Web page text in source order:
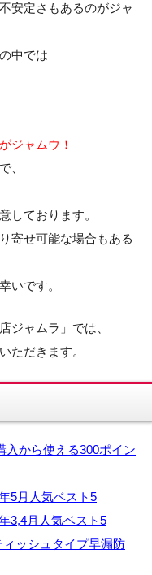
安定さもあるのがジャ
中では
ジャムウ！
、
しております。
寄せ可能な場合もある
いです。
ジャムラ」では、
ただきます。
入から使える300ポイン
5月人気ベスト5
3,4月人気ベスト5
ッシュタイプ早漏防